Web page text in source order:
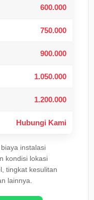
600.000
750.000
900.000
1.050.000
1.200.000
Hubungi Kami
instalasi
kondisi lokasi
tingkat kesulitan
lainnya.